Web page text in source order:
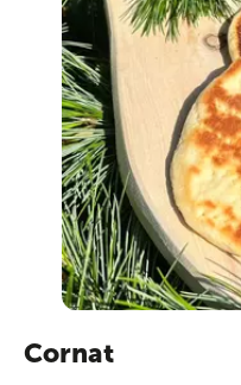
Cornat